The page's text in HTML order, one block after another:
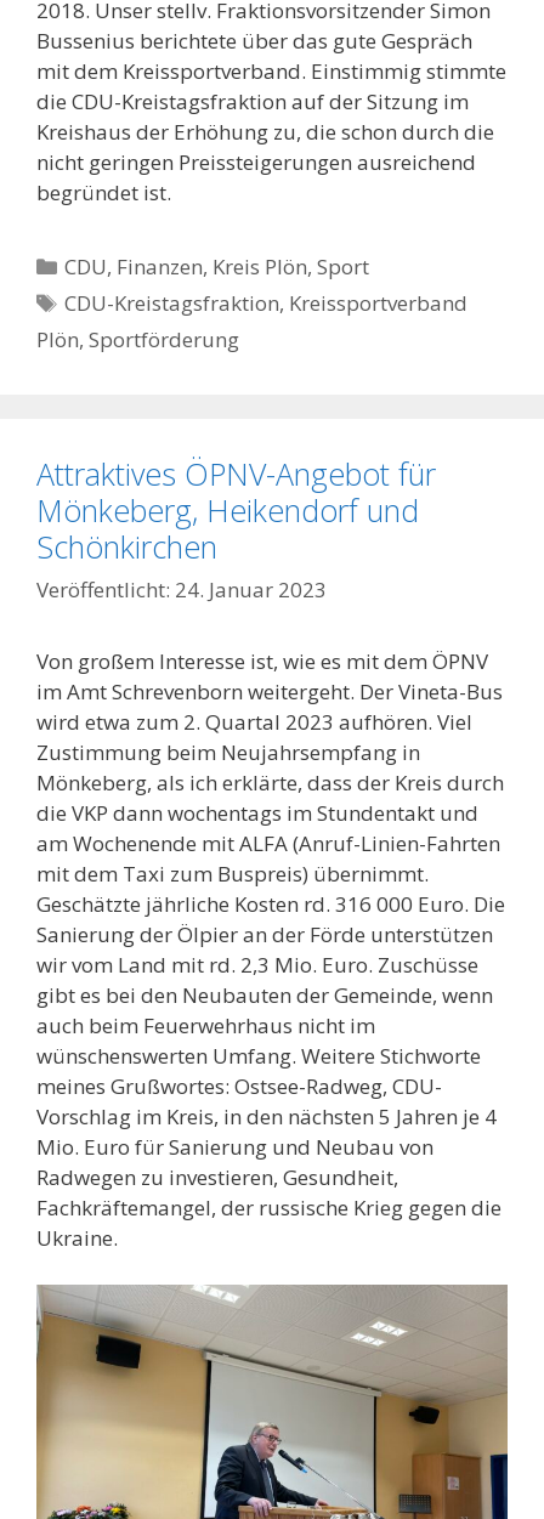
2018. Unser stellv. Fraktionsvorsitzender Simon
Bussenius berichtete über das gute Gespräch
mit dem Kreissportverband. Einstimmig stimmte
die CDU-Kreistagsfraktion auf der Sitzung im
Kreishaus der Erhöhung zu, die schon durch die
nicht geringen Preissteigerungen ausreichend
begründet ist.
Kategorien
CDU, Finanzen, Kreis Plön,Sport
Schlagwörter
CDU-Kreistagsfraktion, Kreissportverband
Plön, Sportförderung
Attraktives ÖPNV-Angebot für
Mönkeberg, Heikendorf und
Schönkirchen
24. Januar 2023
Von großem Interesse ist, wie es mit dem ÖPNV
im Amt Schrevenborn weitergeht. Der Vineta-Bus
wird etwa zum 2. Quartal 2023 aufhören. Viel
Zustimmung beim Neujahrsempfang in
Mönkeberg, als ich erklärte, dass der Kreis durch
die VKP dann wochentags im Stundentakt und
am Wochenende mit ALFA (Anruf-Linien-Fahrten
mit dem Taxi zum Buspreis) übernimmt.
Geschätzte jährliche Kosten rd. 316 000 Euro. Die
Sanierung der Ölpier an der Förde unterstützen
wir vom Land mit rd. 2,3 Mio. Euro. Zuschüsse
gibt es bei den Neubauten der Gemeinde, wenn
auch beim Feuerwehrhaus nicht im
wünschenswerten Umfang. Weitere Stichworte
meines Grußwortes: Ostsee-Radweg, CDU-
Vorschlag im Kreis, in den nächsten 5 Jahren je 4
Mio. Euro für Sanierung und Neubau von
Radwegen zu investieren, Gesundheit,
Fachkräftemangel, der russische Krieg gegen die
Ukraine.